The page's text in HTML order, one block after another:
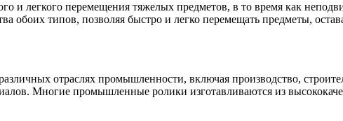
и легкого перемещения тяжелых предметов, в то время как
обоих типов, позволяя быстро и легко перемещать предметы,
отраслях промышленности, включая производство,
Многие промышленные ролики изготавливаются из